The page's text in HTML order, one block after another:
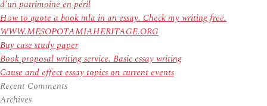
d’un patrimoine en péril
How to quote a book mla in an essay. Check my writing free.
WWW.MESOPOTAMIAHERITAGE.ORG
Buy case study paper
Book proposal writing service. Basic essay writing
Cause and effect essay topics on current events
Recent Comments
Archives